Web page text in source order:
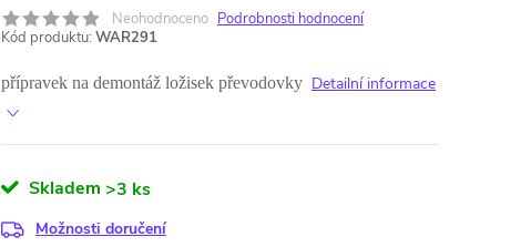
Neohodnoceno Podrobnosti hodnocení
Kód produktu: WAR291
přípravek na demontáž ložisek převodovky Detailní informace
Skladem >3 ks
Možnosti doručení